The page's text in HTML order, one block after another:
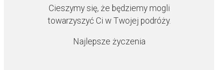
Cieszymy się, że będziemy mogli
towarzyszyć Ci w Twojej podróży.
Najlepsze życzenia